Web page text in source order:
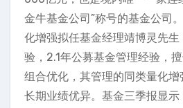
金牛基金公司”称号的基金公司
化增强拟任基金经理靖博灵先
验，2.1年公募基金管理经验，
组合优化，其管理的同类量化
长期业绩优异。基金三季报显